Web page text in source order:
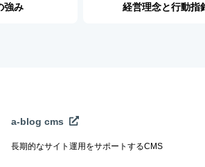
強み 経営理念と行動指
a-blog cms
長期的なサイト運用をサポートするCMS